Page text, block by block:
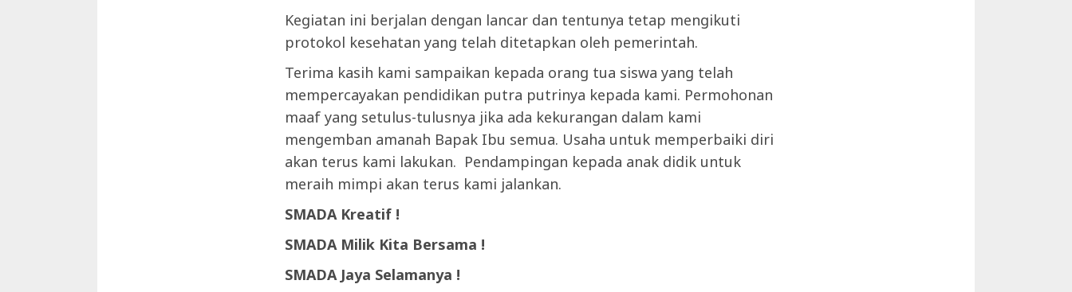
Kegiatan ini berjalan dengan lancar dan tentunya tetap mengikuti
protokol kesehatan yang telah ditetapkan oleh pemerintah.
Terima kasih kami sampaikan kepada orang tua siswa yang telah
mempercayakan pendidikan putra putrinya kepada kami. Permohonan
maaf yang setulus-tulusnya jika ada kekurangan dalam kami
mengemban amanah Bapak Ibu semua. Usaha untuk memperbaiki diri
akan terus kami lakukan. Pendampingan kepada anak didik untuk
meraih mimpi akan terus kami jalankan.
SMADA Kreatif !
SMADA Milik Kita Bersama !
SMADA Jaya Selamanya !